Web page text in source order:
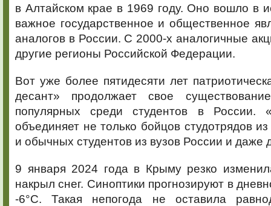
в Алтайском крае в 1969 году. Оно вошло в
важное государственное и общественное
аналогов в России. С 2000-х аналогичные
другие регионы Российской Федерации.
Вот уже более пятидесяти лет
десант» продолжает свое
популярных среди студентов в России.
объединяет не только бойцов студотрядов
и обычных студентов из вузов России и даже
9 января 2024 года в Крыму резко
накрыл снег. Синоптики прогнозируют в
-6°С. Такая непогода не оставила